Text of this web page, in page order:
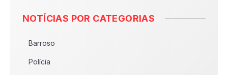
NOTÍCIAS POR CATEGORIAS
Barroso
Polícia